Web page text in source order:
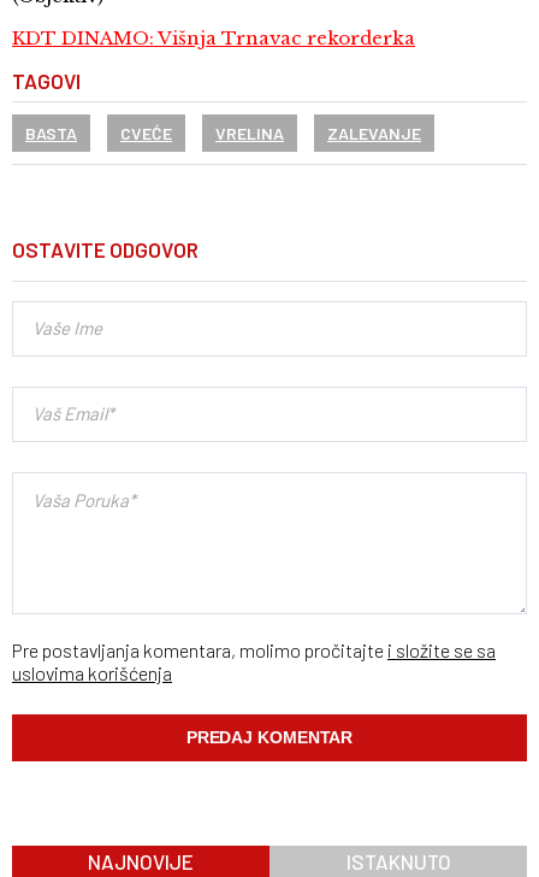
KDT DINAMO: Višnja Trnavac rekorderka
TAGOVI
BASTA CVEĆE VRELINA ZALEVANJE
OSTAVITE ODGOVOR
Pre postavljanja komentara, molimo pročitajte i složite se sa
uslovima korišćenja
NAJNOVIJE ISTAKNUTO